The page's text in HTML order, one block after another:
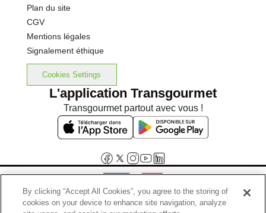
Plan du site
CGV
Mentions légales
Signalement éthique
Cookies Settings
L'application Transgourmet
Transgourmet partout avec vous !
By clicking “Accept All Cookies”, you agree to the storing of
cookies on your device to enhance site navigation, analyze